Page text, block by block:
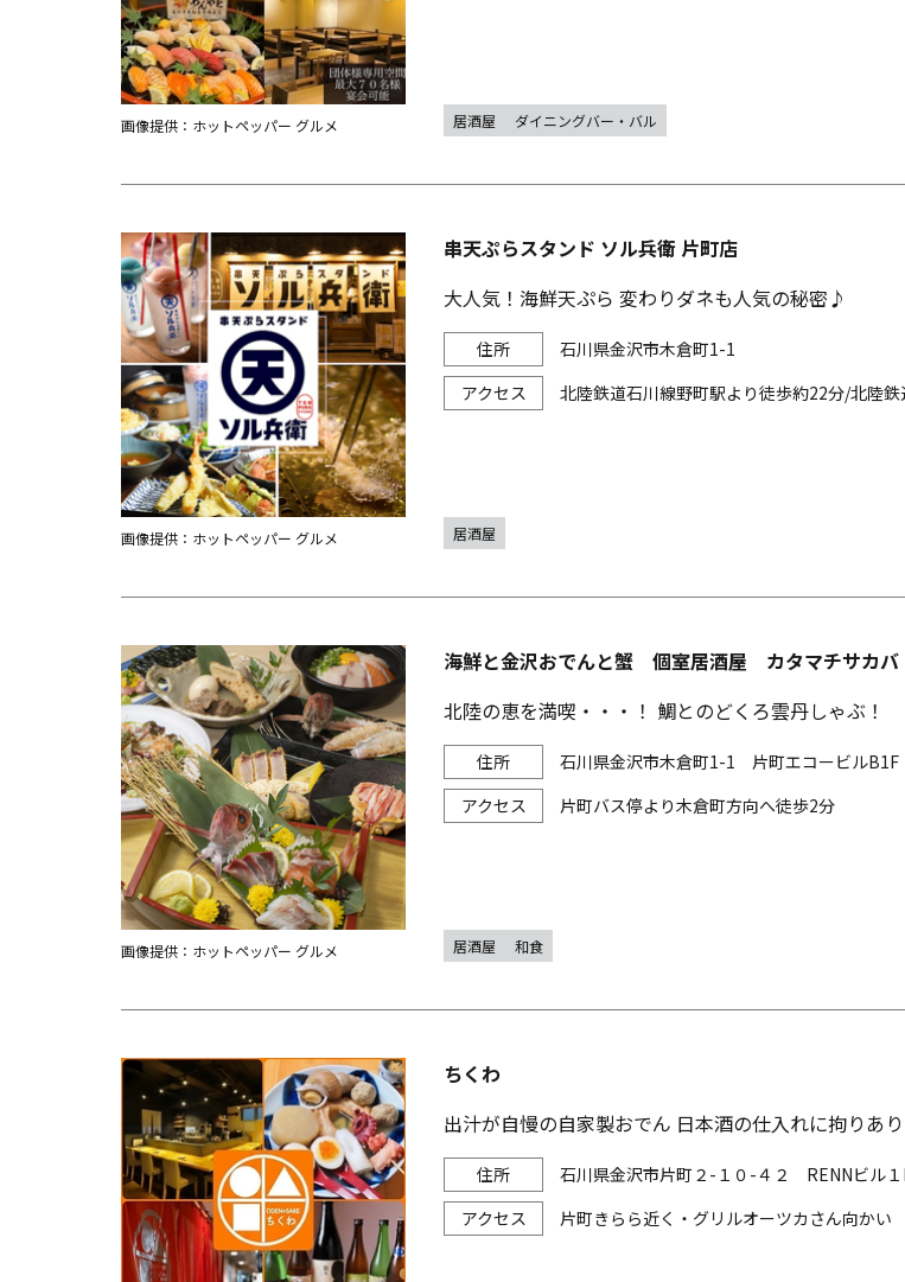
画像提供：ホットペッパー グルメ 居酒屋 ダイニングバー・バル
串天ぷらスタンド ソル兵衛 片町店
大人気！海鮮天ぷら 変わりダネも人気の秘密♪
石川県金沢市木倉町1-1
北陸鉄道石川線野町駅より徒歩約22分/北陸
画像提供：ホットペッパー グルメ 居酒屋
海鮮と金沢おでんと蟹 個室居酒屋 カタマチサカ
北陸の恵を満喫・・・！ 鯛とのどくろ雲丹しゃぶ！
石川県金沢市木倉町1-1 片町エコービルB1F
片町バス停より木倉町方向へ徒歩2分
画像提供：ホットペッパー グルメ 居酒屋 和食
ちくわ
出汁が自慢の自家製おでん 日本酒の仕入れに拘りあり
石川県金沢市片町２-１０-４２ RENNビル
片町きらら近く・グリルオーツカさん向かい